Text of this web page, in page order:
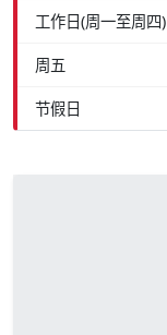
工作日(周一至周四)
周五
节假日